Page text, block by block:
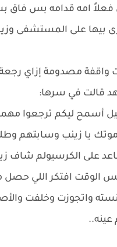
فعلاً امه قدامه بس فاق
بيها على المستشفى
واقفة مصدومة إزاي
قالت في سرها:
أسمح ليكم ترجعوا
موتك يا زينب وسابتهم
على الكرسيولم شاف
الوقت افتكر اللي حصل
نسته واتجوزت وخلفت
عينه..